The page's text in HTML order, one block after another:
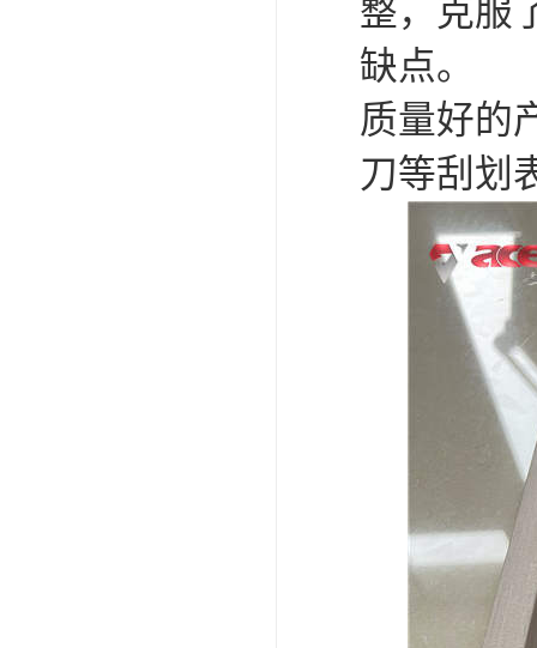
整，克服
缺点。
质量好的
刀等刮划